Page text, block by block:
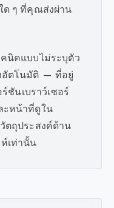
ด ๆ ที่คุณส่งผ่าน
คนิคแบบไม่ระบุตัว
อัตโนมัติ — ที่อยู่
ชันเบราว์เซอร์
ะหน้าที่ดูใน
ตถุประสงค์ด้าน
เท่านั้น